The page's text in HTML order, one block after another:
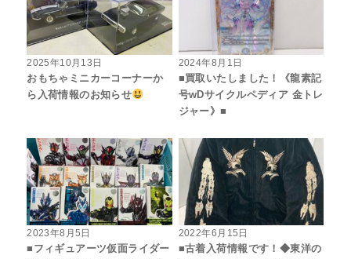
2025年10月13日
おもちゃミニカーコーナーか
ら入荷情報のお知らせ
2024年8月1日
■買取いたしました！《龍素記
号wDサイクルペディア 金トレ
ジャー》■
2023年8月5日
■フィギュアーツ仮面ライダー
2022年6月15日
■古着入荷情報です！◆東洋の